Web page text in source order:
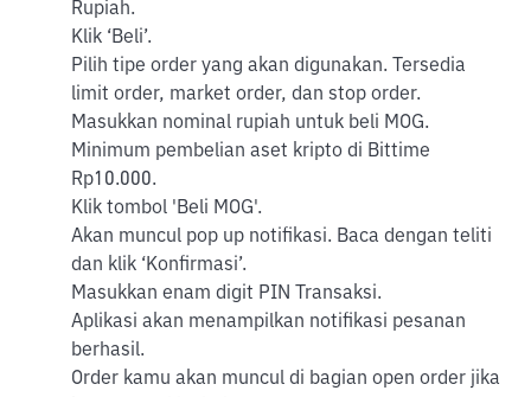
Rupiah.
Klik ‘Beli’.
Pilih tipe order yang akan digunakan. Tersedia
limit order, market order, dan stop order.
Masukkan nominal rupiah untuk beli MOG.
Minimum pembelian aset kripto di Bittime
Rp10.000.
Klik tombol 'Beli MOG'.
Akan muncul pop up notifikasi. Baca dengan teliti
dan klik ‘Konfirmasi’.
Masukkan enam digit PIN Transaksi.
Aplikasi akan menampilkan notifikasi pesanan
berhasil.
Order kamu akan muncul di bagian open order jika